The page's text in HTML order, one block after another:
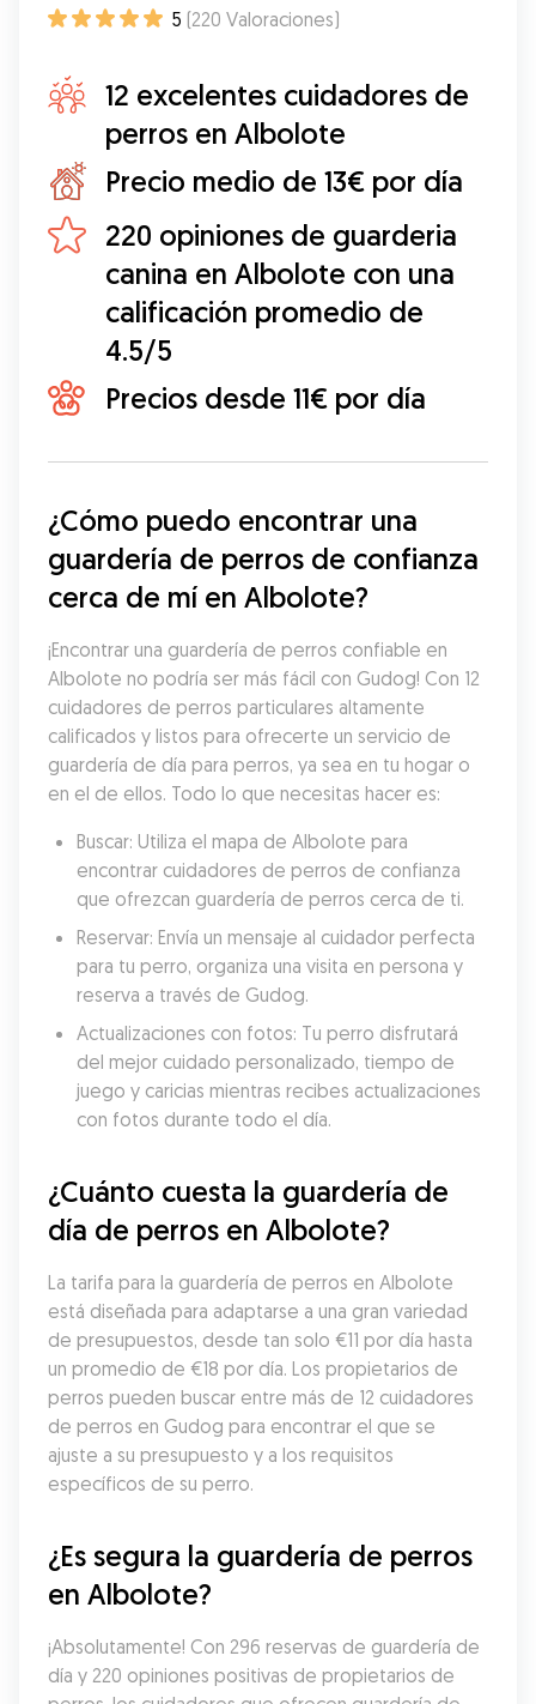
5 (220 Valoraciones)
12 excelentes cuidadores de
perros en Albolote
Precio medio de 13€ por día
220 opiniones de guarderia
canina en Albolote con una
calificación promedio de
4.5/5
Precios desde 11€ por día
¿Cómo puedo encontrar una
guardería de perros de confianza
cerca de mí en Albolote?
¡Encontrar una guardería de perros confiable en
Albolote no podría ser más fácil con Gudog! Con 12
cuidadores de perros particulares altamente
calificados y listos para ofrecerte un servicio de
guardería de día para perros, ya sea en tu hogar o
en el de ellos. Todo lo que necesitas hacer es:
Buscar: Utiliza el mapa de Albolote para
encontrar cuidadores de perros de confianza
que ofrezcan guardería de perros cerca de ti.
Reservar: Envía un mensaje al cuidador perfecta
para tu perro, organiza una visita en persona y
reserva a través de Gudog.
Actualizaciones con fotos: Tu perro disfrutará
del mejor cuidado personalizado, tiempo de
juego y caricias mientras recibes actualizaciones
con fotos durante todo el día.
¿Cuánto cuesta la guardería de
día de perros en Albolote?
La tarifa para la guardería de perros en Albolote
está diseñada para adaptarse a una gran variedad
de presupuestos, desde tan solo €11 por día hasta
un promedio de €18 por día. Los propietarios de
perros pueden buscar entre más de 12 cuidadores
de perros en Gudog para encontrar el que se
ajuste a su presupuesto y a los requisitos
específicos de su perro.
¿Es segura la guardería de perros
en Albolote?
¡Absolutamente! Con 296 reservas de guardería de
día y 220 opiniones positivas de propietarios de